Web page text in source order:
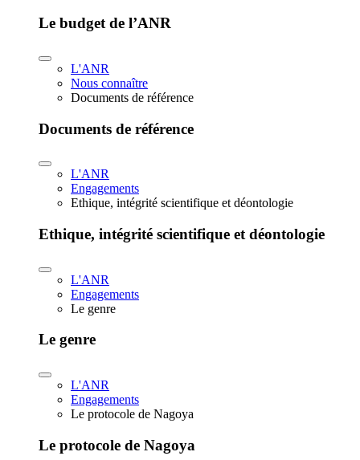
Le budget de l’ANR
L'ANR
Nous connaître
Documents de référence
Documents de référence
L'ANR
Engagements
Ethique, intégrité scientifique et déontologie
Ethique, intégrité scientifique et déontologie
L'ANR
Engagements
Le genre
Le genre
L'ANR
Engagements
Le protocole de Nagoya
Le protocole de Nagoya